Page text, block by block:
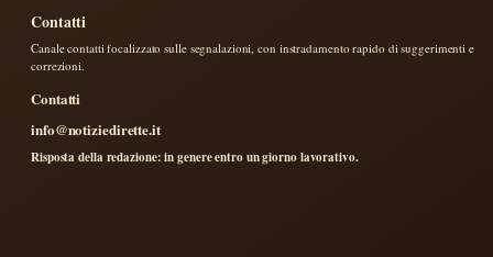
Contatti
Canale contatti focalizzato sulle segnalazioni, con instradamento rapido di suggerimenti e
correzioni.
Contatti
info@notiziedirette.it
Risposta della redazione: in genere entro un giorno lavorativo.